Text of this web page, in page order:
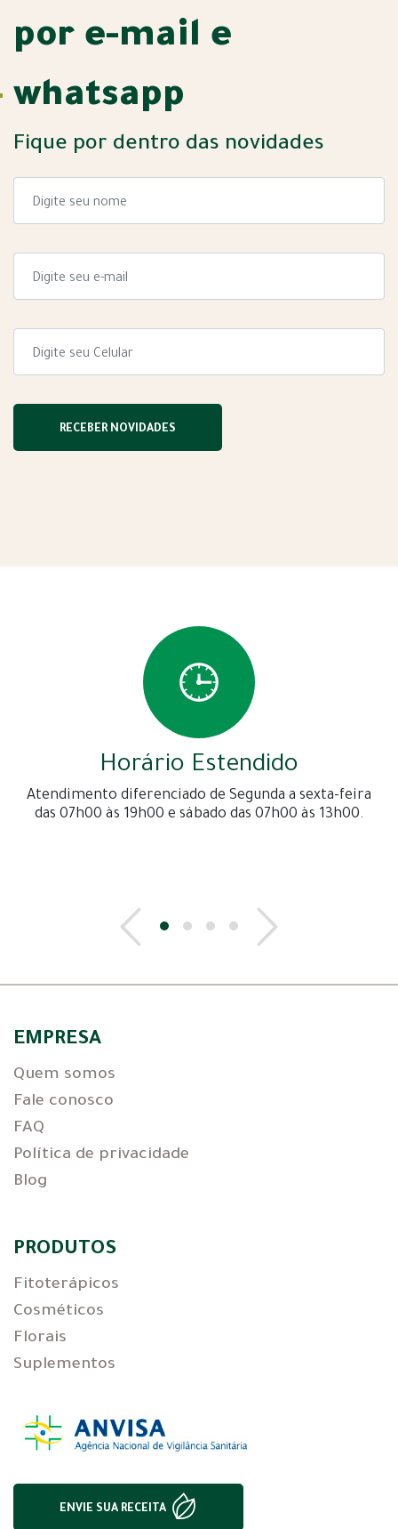
por e-mail e
whatsapp
Fique por dentro das novidades
Horário Estendido
Atendimento diferenciado de Segunda a sexta-feira
das 07h00 às 19h00 e sábado das 07h00 às 13h00.
EMPRESA
Quem somos
Fale conosco
FAQ
Política de privacidade
Blog
PRODUTOS
Fitoterápicos
Cosméticos
Florais
Suplementos
ENVIE SUA RECEITA